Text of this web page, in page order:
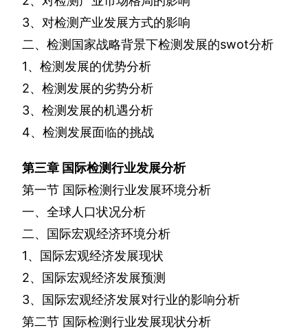
3、对检测产业发展方式的影响
二、检测国家战略背景下检测发展的swot分析
1、检测发展的优势分析
2、检测发展的劣势分析
3、检测发展的机遇分析
4、检测发展面临的挑战
第三章 国际检测行业发展分析
第一节 国际检测行业发展环境分析
一、全球人口状况分析
二、国际宏观经济环境分析
1、国际宏观经济发展现状
2、国际宏观经济发展预测
3、国际宏观经济发展对行业的影响分析
第二节 国际检测行业发展现状分析